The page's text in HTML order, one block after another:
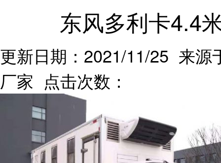
东风多利卡4.4
更新日期：2021/11/25 来
厂家 点击次数：